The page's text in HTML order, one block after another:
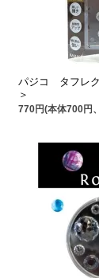
パジコ タフレ
＞
770円(本体700円